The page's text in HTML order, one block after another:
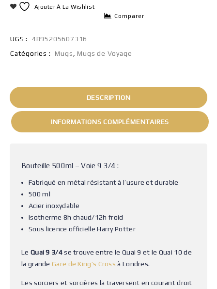
Ajouter À La Wishlist
Comparer
UGS :
4895205607316
Catégories :
Mugs ,Mugs de Voyage
DESCRIPTION
INFORMATIONS COMPLÉMENTAIRES
Bouteille 500ml – Voie 9 3/4 :
Fabriqué en métal résistant à l’usure et durable
500 ml
Acier inoxydable
Isotherme 8h chaud/12h froid
Sous licence officielle Harry Potter
Le Quai 9 3/4se trouve entre le Quai 9 et le Quai 10 de
la grande Gare de King’s Cross à Londres.
Les sorciers et sorcières la traversent en courant droit